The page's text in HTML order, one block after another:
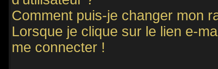
Comment puis-je changer mon
Lorsque je clique sur le lien e-
me connecter !